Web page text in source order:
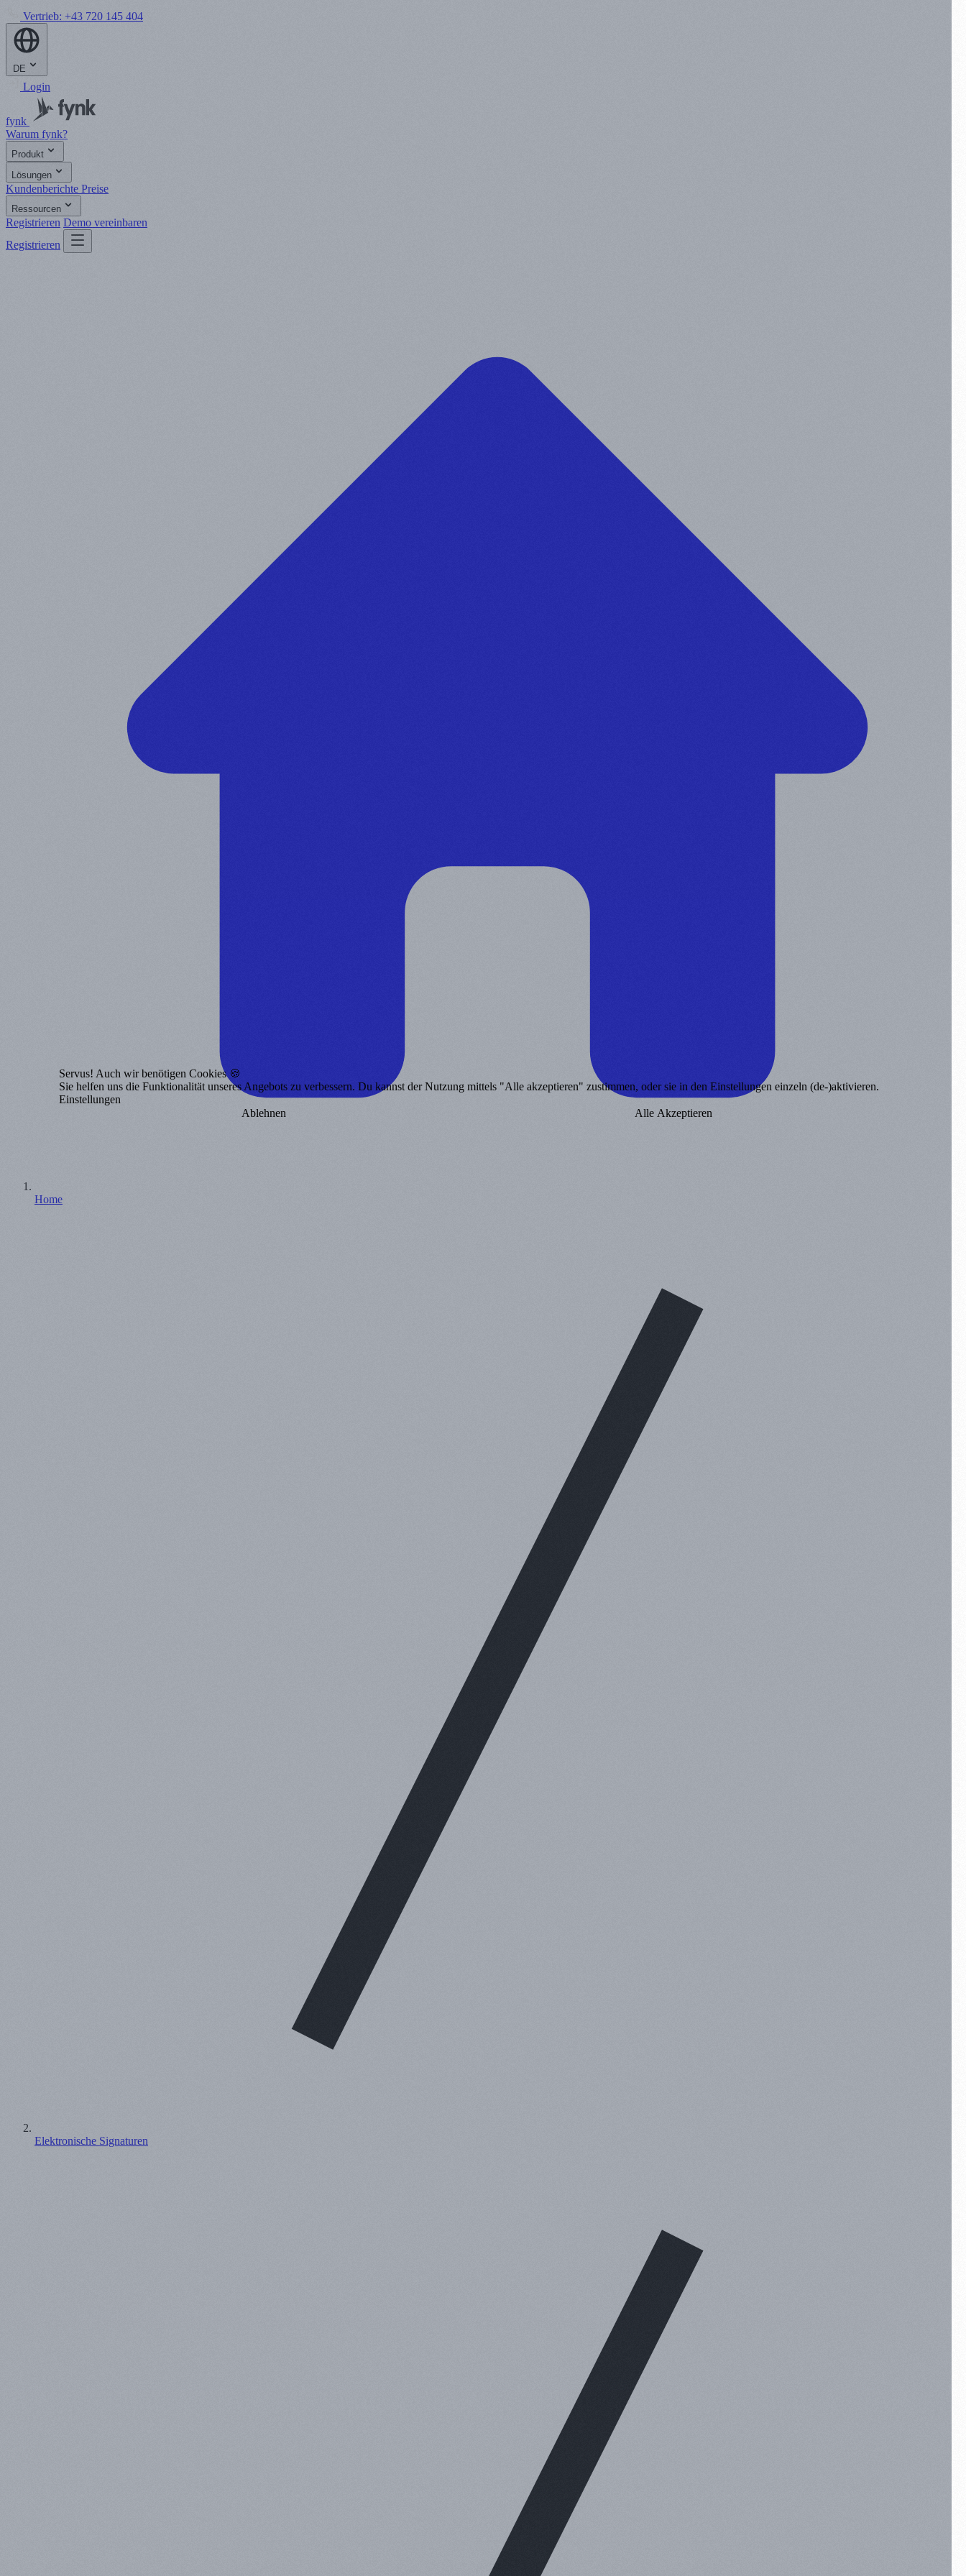
Vertrieb: +43 720 145 404
DE
Login
fynk
Warum fynk?
Produkt
Lösungen
Kundenberichte Preise
Ressourcen
Registrieren Demo vereinbaren
Registrieren
Home
Elektronische Signaturen
Servus! Auch wir benötigen Cookies 🍪
Sie helfen uns die Funktionalität unseres Angebots zu verbessern. Du kannst der Nutzung mittels "Alle akzeptieren" zustimmen, oder sie in den Einstellungen einzeln (de-)aktivieren.
Einstellungen
Ablehnen
Alle Akzeptieren